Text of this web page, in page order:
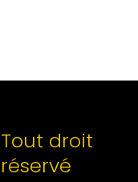
Tout droit
réservé